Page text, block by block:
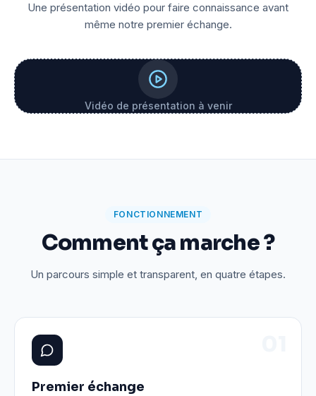
Une présentation vidéo pour faire connaissance avant
même notre premier échange.
Vidéo de présentation à venir
FONCTIONNEMENT
Comment ça marche ?
Un parcours simple et transparent, en quatre étapes.
Premier échange